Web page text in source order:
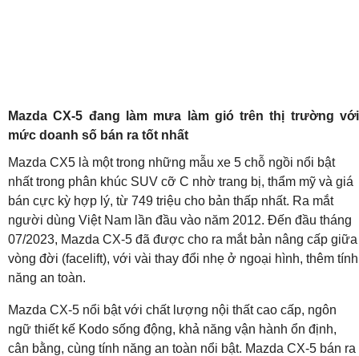
Mazda CX-5 đang làm mưa làm gió trên thị trường với
mức doanh số bán ra tốt nhất
Mazda CX5 là một trong những mẫu xe 5 chỗ ngồi nổi bật
nhất trong phân khúc SUV cỡ C nhờ trang bị, thẩm mỹ và giá
bán cực kỳ hợp lý, từ 749 triệu cho bản thấp nhất. Ra mắt
người dùng Việt Nam lần đầu vào năm 2012. Đến đầu tháng
07/2023, Mazda CX-5 đã được cho ra mắt bản nâng cấp giữa
vòng đời (facelift), với vài thay đổi nhẹ ở ngoại hình, thêm tính
năng an toàn.
Mazda CX-5 nổi bật với chất lượng nội thất cao cấp, ngôn
ngữ thiết kế Kodo sống động, khả năng vận hành ổn định,
cân bằng, cùng tính năng an toàn nổi bật. Mazda CX-5 bán ra